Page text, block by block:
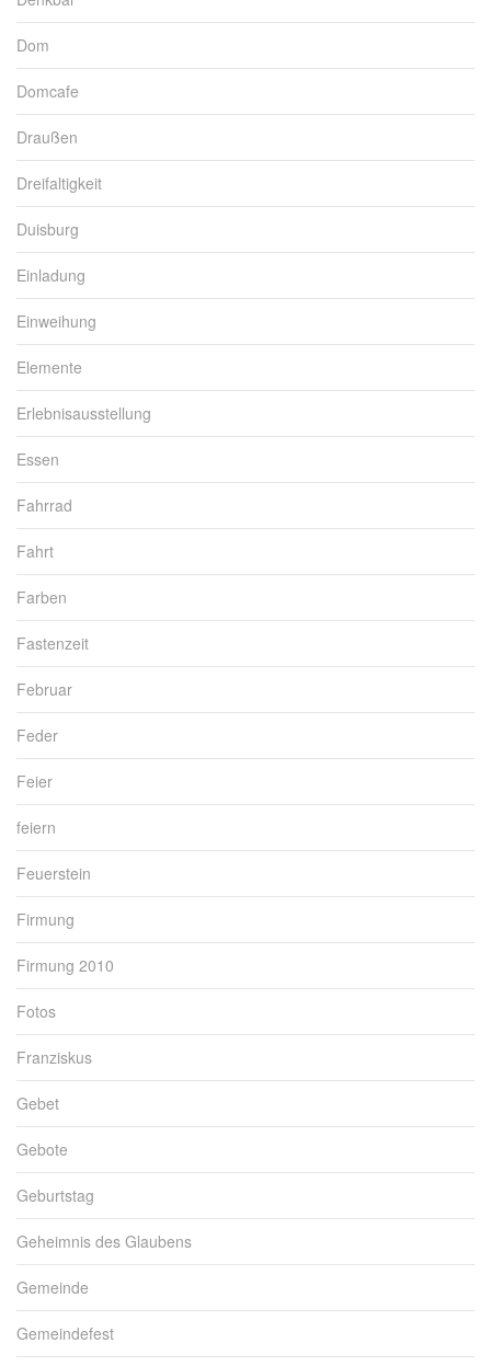
Dom
Domcafe
Draußen
Dreifaltigkeit
Duisburg
Einladung
Einweihung
Elemente
Erlebnisausstellung
Essen
Fahrrad
Fahrt
Farben
Fastenzeit
Februar
Feder
Feier
feiern
Feuerstein
Firmung
Firmung 2010
Fotos
Franziskus
Gebet
Gebote
Geburtstag
Geheimnis des Glaubens
Gemeinde
Gemeindefest